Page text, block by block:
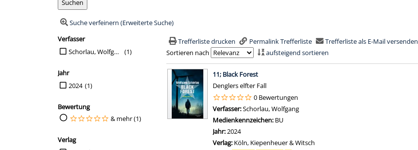
Suche verfeinern (Erweiterte Suche)
Suchfilter
Verfasser
Suche auf Verfasser einschränken
(1)
Schorlau, Wolfgang
Jahr
Suche auf Jahr einschränken
(1)
2024
Bewertung
Suche auf Bewertung einschränken
& mehr (1)
Verlag
Trefferliste drucken Permalink Trefferliste
Trefferliste als E-Mail versenden
Sortieren nach
aufsteigend sortieren
Suchergebnis11; Black Forest
Denglers elfter Fall
0 Bewertungen
Verfasser:Schorlau, Wolfgang
Medienkennzeichen: BU
Jahr:2024
Verlag: Köln, Kiepenheuer & Witsch